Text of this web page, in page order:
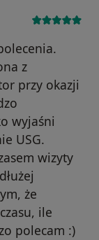
z
przy okazji
wyjaśni
USG.
wizyty
że
ile
polecam :)